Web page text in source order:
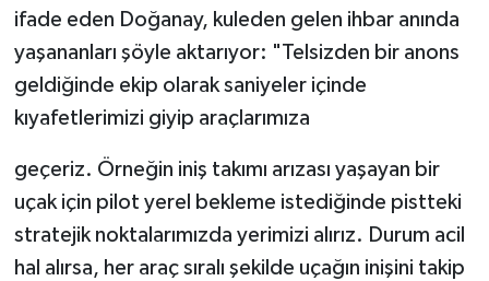
ifade eden Doğanay, kuleden gelen ihbar anında
yaşananları şöyle aktarıyor: "Telsizden bir anons
geldiğinde ekip olarak saniyeler içinde
kıyafetlerimizi giyip araçlarımıza
geçeriz. Örneğin iniş takımı arızası yaşayan bir
uçak için pilot yerel bekleme istediğinde pistteki
stratejik noktalarımızda yerimizi alırız. Durum acil
hal alırsa, her araç sıralı şekilde uçağın inişini takip